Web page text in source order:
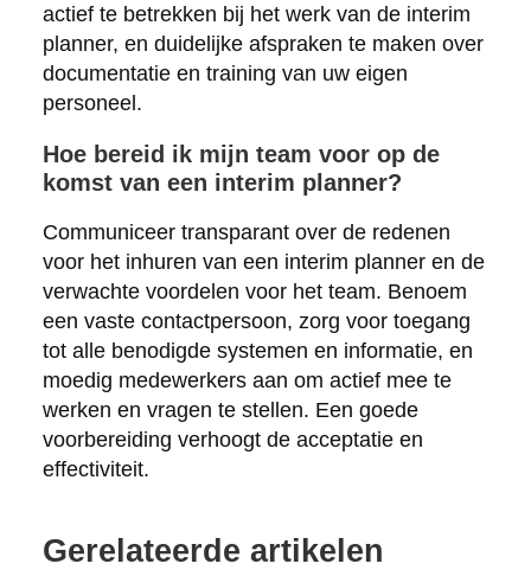
actief te betrekken bij het werk van de interim
planner, en duidelijke afspraken te maken over
documentatie en training van uw eigen
personeel.
Hoe bereid ik mijn team voor op de
komst van een interim planner?
Communiceer transparant over de redenen
voor het inhuren van een interim planner en de
verwachte voordelen voor het team. Benoem
een vaste contactpersoon, zorg voor toegang
tot alle benodigde systemen en informatie, en
moedig medewerkers aan om actief mee te
werken en vragen te stellen. Een goede
voorbereiding verhoogt de acceptatie en
effectiviteit.
Gerelateerde artikelen